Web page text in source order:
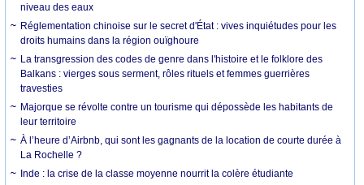
niveau des eaux
Réglementation chinoise sur le secret d'État : vives inquiétudes pour les
droits humains dans la région ouïghoure
La transgression des codes de genre dans l'histoire et le folklore des
Balkans : vierges sous serment, rôles rituels et femmes guerrières
travesties
Majorque se révolte contre un tourisme qui dépossède les habitants de
leur territoire
À l’heure d’Airbnb, qui sont les gagnants de la location de courte durée à
La Rochelle ?
Inde : la crise de la classe moyenne nourrit la colère étudiante